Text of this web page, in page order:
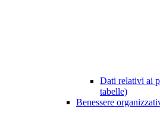
Dati relativi ai
tabelle)
Benessere